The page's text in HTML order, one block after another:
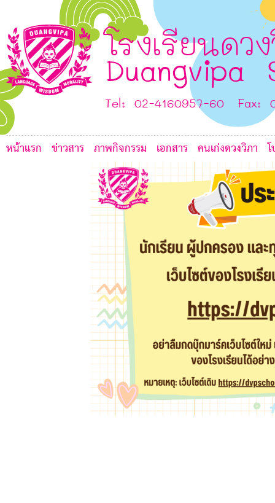
โรงเรียนดว
Duangvipa
Tel: 02-4160957-60 Fax:
หน้าแรก ข่าวสาร ภาพกิจกรรม เอกสาร คนเก่งดวงวิภา